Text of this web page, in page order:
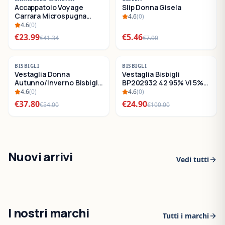
SALDI
Accappatoio Voyage
Carrara Microspugna
Cotone
4.6(0)
€23.99€41.34
SALDI
Slip Donna Gisela
4.6(0)
€5.46€7.00
-30 %
SALDI
BISBIGLI
Vestaglia Donna
Autunno/Inverno Bisbigli
BO288632
4.6(0)
€37.80€54.00
-75 %
SALDI
BISBIGLI
Vestaglia Bisbigli
BP202932 42 95% VI 5%
EA4.6(0)
€24.90€100.00
Nuovi arrivi Vedi tutti
I nostri marchi Tutti i marchi